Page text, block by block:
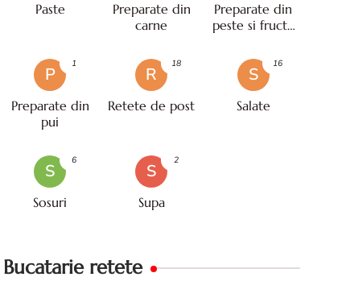
Paste
Preparate din
carne
Preparate din
peste si fructe
P
Preparate din
pui
1
R
Retete de post
18
S
Salate
16
S
Sosuri
6
S
Supa
2
Bucatarie retete